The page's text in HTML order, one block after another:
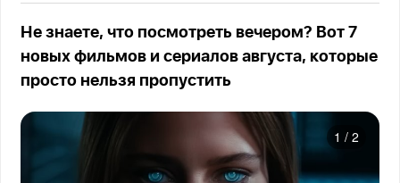
Не знаете, что посмотреть вечером? Вот 7
новых фильмов и сериалов августа, которые
просто нельзя пропустить
1 / 2